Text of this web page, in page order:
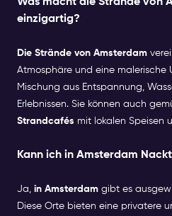
einzigartig?
Die Strände von Amsterdam
Atmosphäre und eine malerische
Mischung aus Entspannung,
Erlebnissen. Sie können auch
Strandcafés mit lokalen Speisen
Kann ich in Amsterdam
Ja, in Amsterdam gibt es
Diese Orte bieten eine privatere